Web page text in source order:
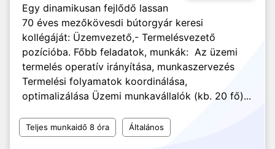
Egy dinamikusan fejlődő lassan
70 éves mezőkövesdi bútorgyár keresi
kollégáját: Üzemvezető,- Termelésvezető
pozícióba. Főbb feladatok, munkák: Az üzemi
termelés operatív irányítása, munkaszervezés
Termelési folyamatok koordinálása,
optimalizálása Üzemi munkavállalók (kb. 20 fő)...
Teljes munkaidő 8 óra Általános